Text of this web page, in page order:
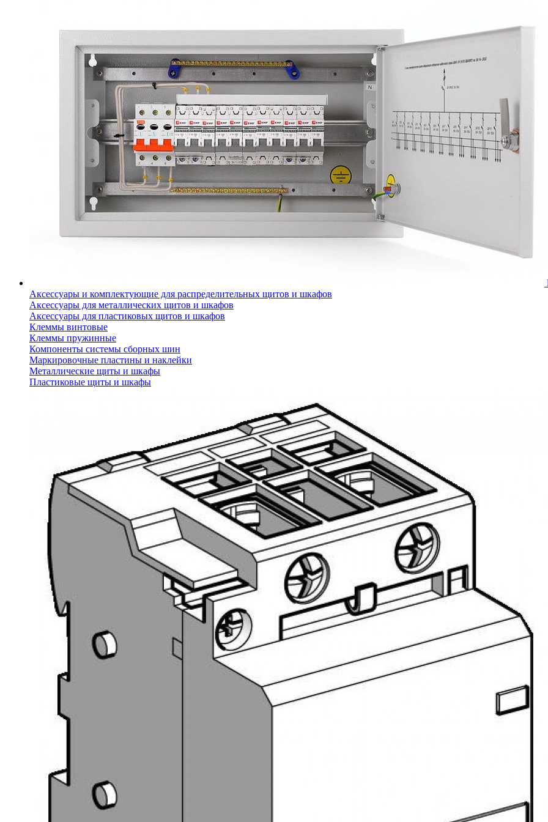
Аксессуары и комплектующие для распределительных щитов и шкафов
Аксессуары для металлических щитов и шкафов
Аксессуары для пластиковых щитов и шкафов
Клеммы винтовые
Клеммы пружинные
Компоненты системы сборных шин
Маркировочные пластины и наклейки
Металлические щиты и шкафы
Пластиковые щиты и шкафы